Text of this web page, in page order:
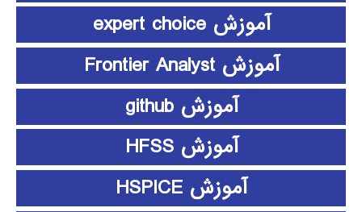
آموزش expert choice
آموزش Frontier Analyst
آموزش github
آموزش HFSS
آموزش HSPICE